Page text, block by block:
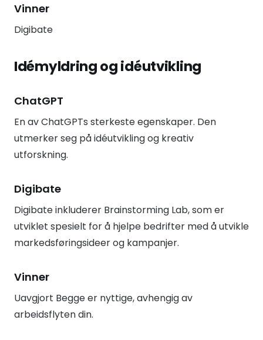
Vinner
Digibate
Idémyldring og idéutvikling
ChatGPT
En av ChatGPTs sterkeste egenskaper. Den
utmerker seg på idéutvikling og kreativ
utforskning.
Digibate
Digibate inkluderer Brainstorming Lab, som er
utviklet spesielt for å hjelpe bedrifter med å utvikle
markedsføringsideer og kampanjer.
Vinner
Uavgjort Begge er nyttige, avhengig av
arbeidsflyten din.